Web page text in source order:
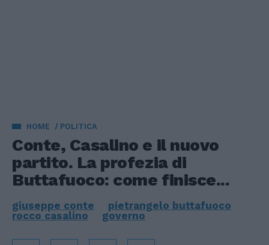
HOME POLITICA
Conte, Casalino e il nuovo
partito. La profezia di
Buttafuoco: come finisce...
giuseppe conte
pietrangelo buttafuoco
rocco casalino
governo